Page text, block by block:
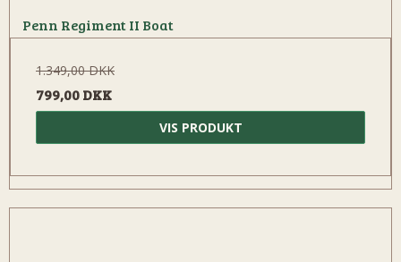
Penn Regiment II Boat
1.349,00 DKK
799,00 DKK
VIS PRODUKT